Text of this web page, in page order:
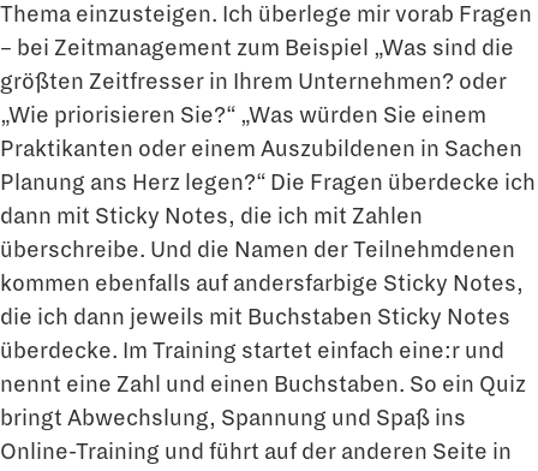
Thema einzusteigen. Ich überlege mir vorab Fragen
– bei Zeitmanagement zum Beispiel „Was sind die
größten Zeitfresser in Ihrem Unternehmen? oder
„Wie priorisieren Sie?“ „Was würden Sie einem
Praktikanten oder einem Auszubildenen in Sachen
Planung ans Herz legen?“ Die Fragen überdecke ich
dann mit Sticky Notes, die ich mit Zahlen
überschreibe. Und die Namen der Teilnehmdenen
kommen ebenfalls auf andersfarbige Sticky Notes,
die ich dann jeweils mit Buchstaben Sticky Notes
überdecke. Im Training startet einfach eine:r und
nennt eine Zahl und einen Buchstaben. So ein Quiz
bringt Abwechslung, Spannung und Spaß ins
Online-Training und führt auf der anderen Seite in